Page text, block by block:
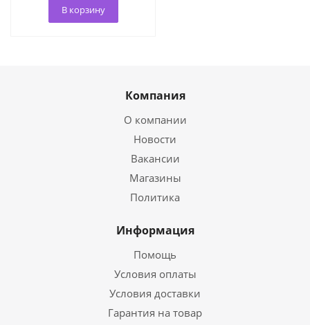
В корзину
Компания
О компании
Новости
Вакансии
Магазины
Политика
Информация
Помощь
Условия оплаты
Условия доставки
Гарантия на товар